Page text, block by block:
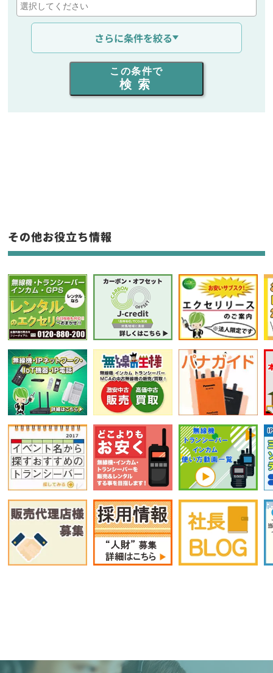
通信距離を選ぶ
出力を選ぶ
同時通話人数を選ぶ
フリーワード入力(製品名等)
選択条件をリセット
さらに条件を絞る
この条件で
検索
その他お役立ち情報